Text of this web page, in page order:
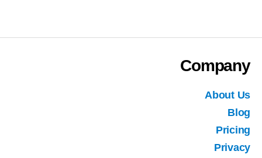
Company
About Us
Blog
Pricing
Privacy